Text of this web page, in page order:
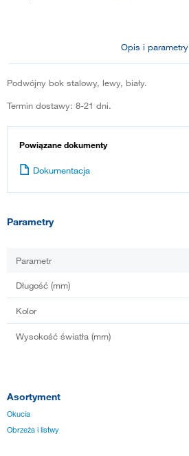
Opis i parametry
Podwójny bok stalowy, lewy, biały.
Termin dostawy: 8-21 dni.
Powiązane dokumenty
Dokumentacja
Parametry
Parametr
Długość (mm)
Kolor
Wysokość światła (mm)
Asortyment
Okucia
Obrzeża i listwy